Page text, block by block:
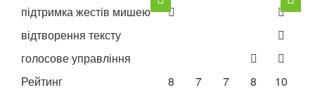
підтримка жестів мишею
відтворення тексту
голосове управління
Рейтинг
8 7 7 8 10